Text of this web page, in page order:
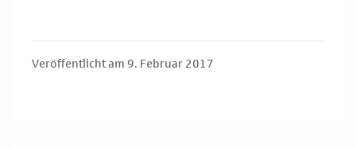
Veröffentlicht am 9. Februar 2017